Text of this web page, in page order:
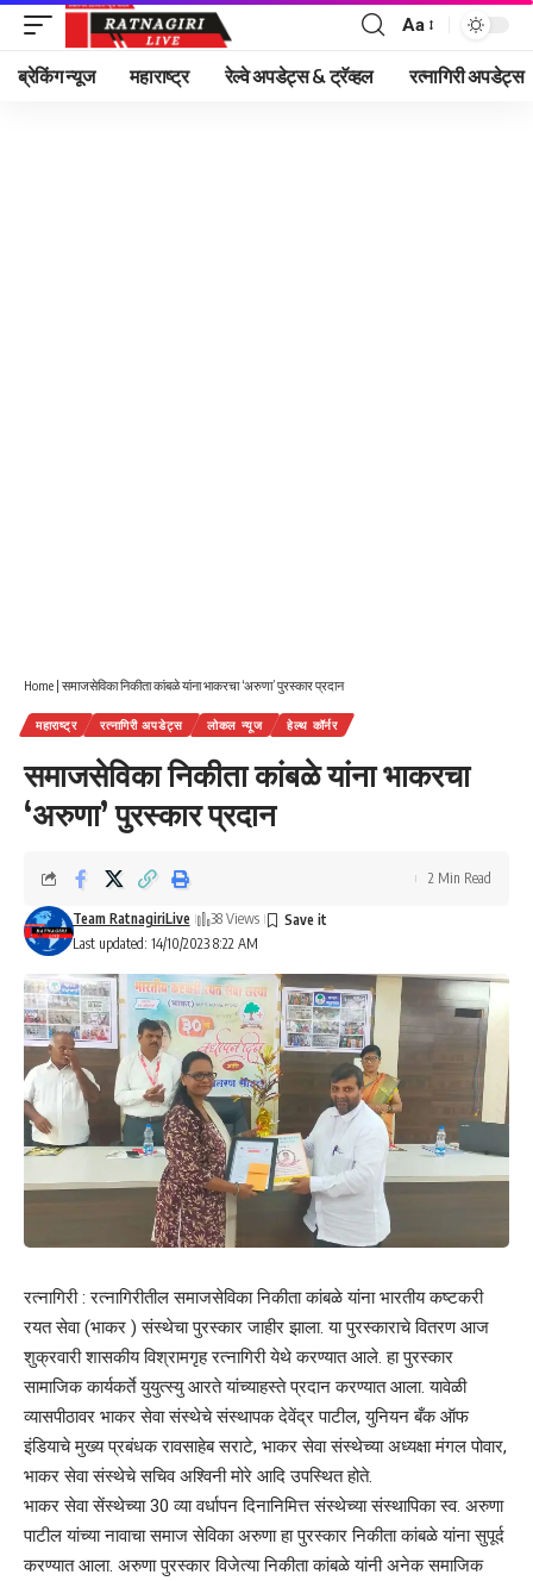
Font
Resizer
Aa
ब्रेकिंग न्यूज महाराष्ट्र रेल्वे अपडेट्स & ट्रॅव्हल रत्नागिरी अपडेट्स
Home | समाजसेविका निकीता कांबळे यांना भाकरचा ‘अरुणा’ पुरस्कार प्रदान
महाराष्ट्र रत्नागिरी अपडेट्स लोकल न्यूज हेल्थ कॉर्नर
समाजसेविका निकीता कांबळे यांना भाकरचा
‘अरुणा’ पुरस्कार प्रदान
Last updated: 14/10/2023 8:22 AM
Team RatnagiriLive 38 Views
2 Min Read
रत्नागिरी : रत्नागिरीतील समाजसेविका निकीता कांबळे यांना भारतीय कष्टकरी
रयत सेवा (भाकर ) संस्थेचा पुरस्कार जाहीर झाला. या पुरस्काराचे वितरण आज
शुक्रवारी शासकीय विश्रामगृह रत्नागिरी येथे करण्यात आले. हा पुरस्कार
सामाजिक कार्यकर्ते युयुत्स्यु आरते यांच्याहस्ते प्रदान करण्यात आला. यावेळी
व्यासपीठावर भाकर सेवा संस्थेचे संस्थापक देवेंद्र पाटील, युनियन बँक ऑफ
इंडियाचे मुख्य प्रबंधक रावसाहेब सराटे, भाकर सेवा संस्थेच्या अध्यक्षा मंगल पोवार,
भाकर सेवा संस्थेचे सचिव अश्विनी मोरे आदि उपस्थित होते.
भाकर सेवा सेंस्थेच्या 30 व्या वर्धापन दिनानिमित्त संस्थेच्या संस्थापिका स्व. अरुणा
पाटील यांच्या नावाचा समाज सेविका अरुणा हा पुरस्कार निकीता कांबळे यांना सुपूर्द
करण्यात आला. अरुणा पुरस्कार विजेत्या निकीता कांबळे यांनी अनेक समाजिक